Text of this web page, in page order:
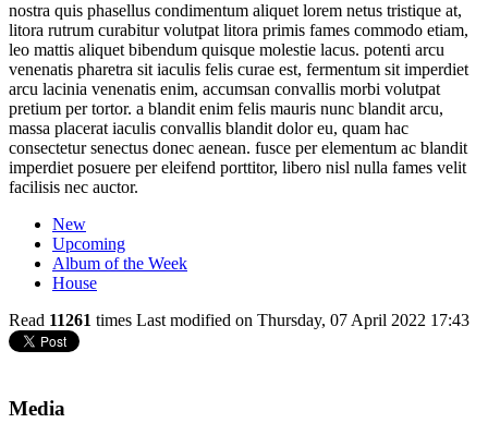
nostra quis phasellus condimentum aliquet lorem netus tristique at,
litora rutrum curabitur volutpat litora primis fames commodo etiam,
leo mattis aliquet bibendum quisque molestie lacus. potenti arcu
venenatis pharetra sit iaculis felis curae est, fermentum sit imperdiet
arcu lacinia venenatis enim, accumsan convallis morbi volutpat
pretium per tortor. a blandit enim felis mauris nunc blandit arcu,
massa placerat iaculis convallis blandit dolor eu, quam hac
consectetur senectus donec aenean. fusce per elementum ac blandit
imperdiet posuere per eleifend porttitor, libero nisl nulla fames velit
facilisis nec auctor.
New
Upcoming
Album of the Week
House
Read 11261 times Last modified on Thursday, 07 April 2022 17:43
Media